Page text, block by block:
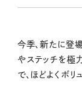
今季、新たに登場
やステッチを極
で、ほどよくボリ